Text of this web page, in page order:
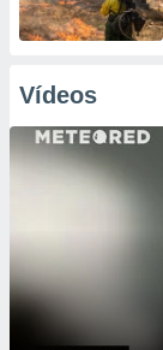
Vídeos